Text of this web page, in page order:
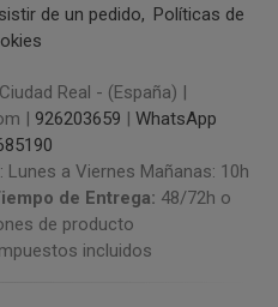
de un pedido
Políticas de
Real - (España) |
| 926203659 | WhatsApp
Lunes a Viernes Mañanas: 10h
de Entrega: 48/72h o
de producto
incluidos